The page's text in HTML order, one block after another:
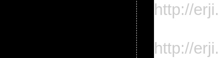
http://
http://